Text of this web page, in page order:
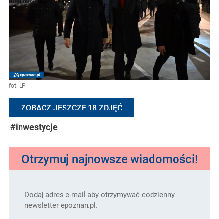
fot. LP
ZOBACZ JESZCZE 18 ZDJĘĆ
#inwestycje
Otrzymuj najnowsze wiadomości!
Dodaj adres e-mail aby otrzymywać codzienny
newsletter epoznan.pl.